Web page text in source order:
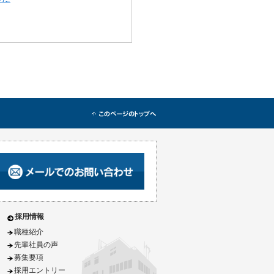
採用情報
職種紹介
先輩社員の声
募集要項
採用エントリー